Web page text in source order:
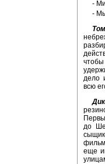
-
-
дело
всю
до
еще